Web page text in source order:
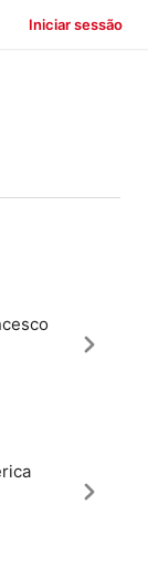
Iniciar sessão